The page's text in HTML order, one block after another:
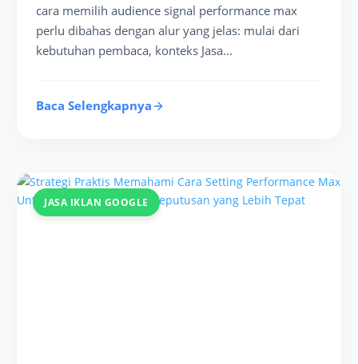
cara memilih audience signal performance max
perlu dibahas dengan alur yang jelas: mulai dari
kebutuhan pembaca, konteks Jasa...
Baca Selengkapnya
JASA IKLAN GOOGLE